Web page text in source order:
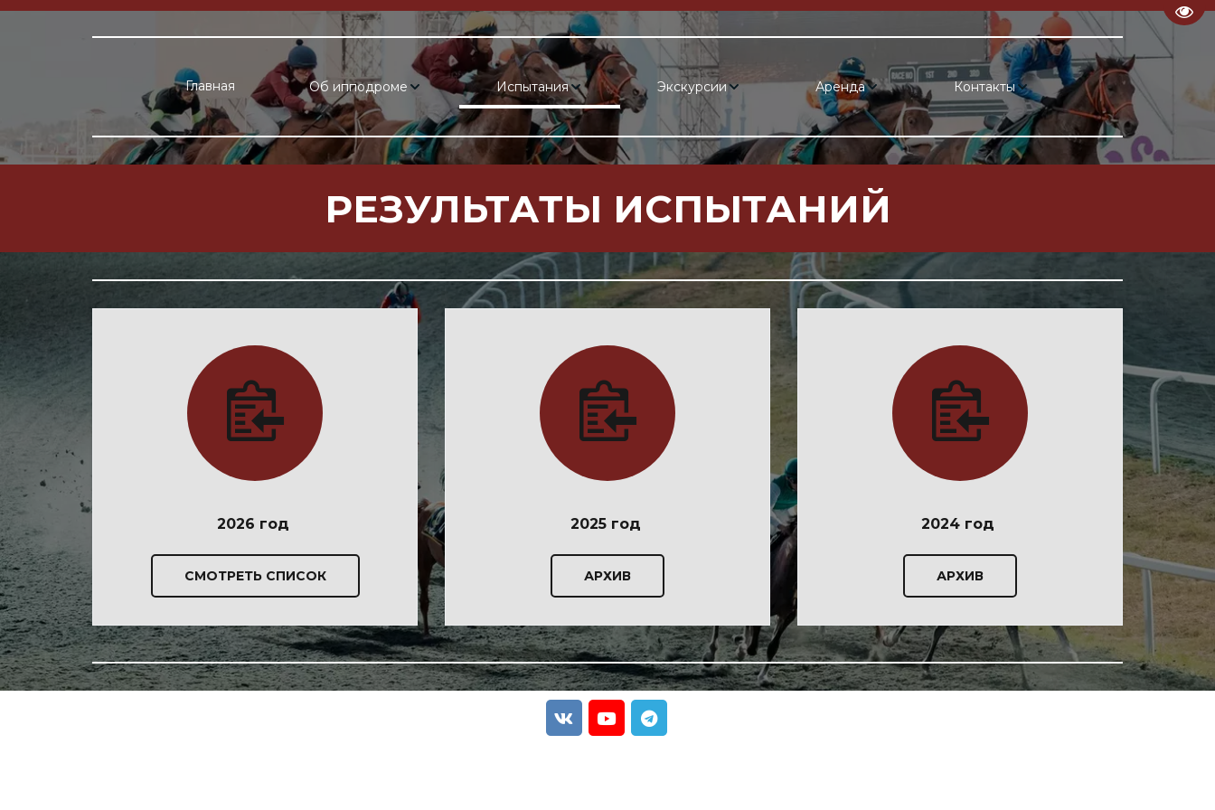
Главная Об ипподроме Испытания Экскурсии Аренда Контакты
РЕЗУЛЬТАТЫ ИСПЫТАНИЙ
2026 год
СМОТРЕТЬ СПИСОК
2025 год
АРХИВ
2024 год
АРХИВ